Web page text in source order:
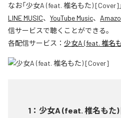
なお「少女A (feat. 椎名もた) [Cover]
LINE MUSIC、 YouTube Music、
信サービスで聴くことができる。
各配信サービス： 少女A (feat. 椎名
1 ： 少女A (feat. 椎名もた